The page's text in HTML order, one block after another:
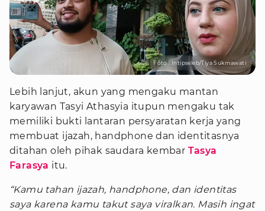
Foto : Intipseleb/Tiya Sukmawati
Lebih lanjut, akun yang mengaku mantan
karyawan Tasyi Athasyia itupun mengaku tak
memiliki bukti lantaran persyaratan kerja yang
membuat ijazah, handphone dan identitasnya
ditahan oleh pihak saudara kembar Tasya
Farasya itu.
“Kamu tahan ijazah, handphone, dan identitas
saya karena kamu takut saya viralkan. Masih ingat